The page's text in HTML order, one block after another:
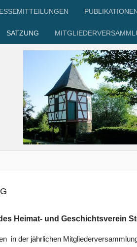
SATZUNG
Heimat- und Geschichtsverein
in der jährlichen